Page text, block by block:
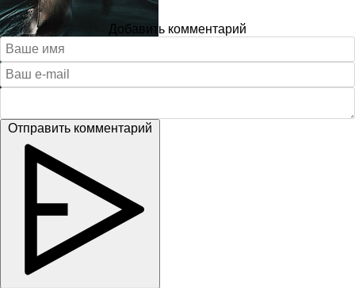
Добавить комментарий
Отправить комментарий